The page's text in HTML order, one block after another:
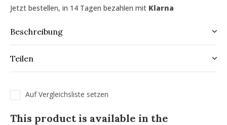
Jetzt bestellen, in 14 Tagen bezahlen mit Klarna
Beschreibung
Teilen
Auf Vergleichsliste setzen
This product is available in the